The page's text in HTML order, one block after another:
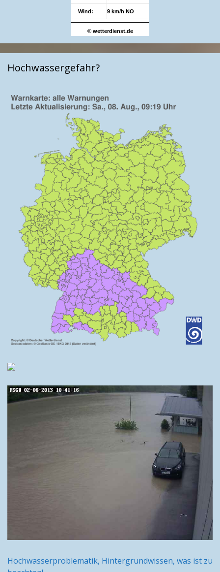
Wind: 9 km/h NO
© wetterdienst.de
Hochwassergefahr?
Hochwasserproblematik, Hintergrundwissen, was ist zu